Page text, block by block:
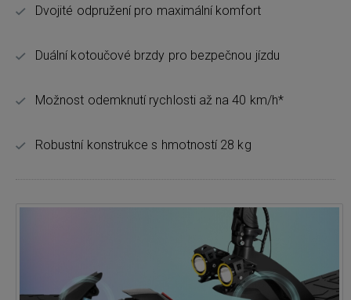
Dvojité odpružení pro maximální komfort
Duální kotoučové brzdy pro bezpečnou jízdu
Možnost odemknutí rychlosti až na 40 km/h*
Robustní konstrukce s hmotností 28 kg